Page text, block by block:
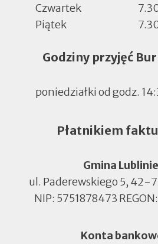
Czwartek
Piątek
Godziny przyjęć
poniedziałki od godz.
Płatnikiem
Gmina
ul. Paderewskiego 5, 42-
NIP: 5751878473
Konta